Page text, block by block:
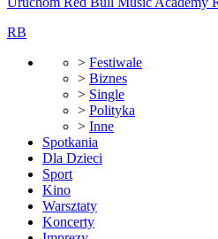
RB
> Festiwale
> Biznes
> Single
> Polityka
> Inne
Spotkania
Dla Dzieci
Sport
Kino
Warsztaty
Koncerty